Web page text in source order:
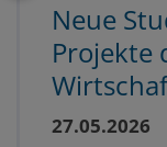
Neue
Projekte
27.05.2026